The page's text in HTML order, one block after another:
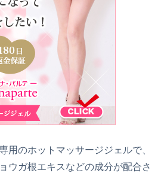
用のホットマッサージジェルで、
ウガ根エキスなどの成分が配合さ